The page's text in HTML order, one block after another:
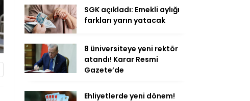
SGK açıkladı: Emekli aylığı
farkları yarın yatacak
8 üniversiteye yeni rektör
atandı! Karar Resmi
Gazete’de
Ehliyetlerde yeni dönem!